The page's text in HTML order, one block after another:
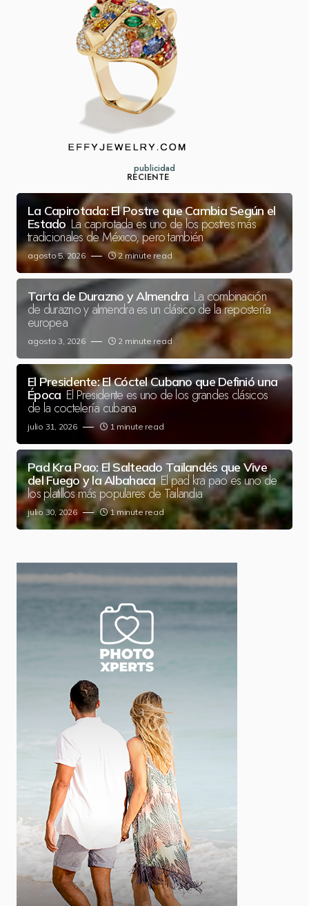
publicidad
RECIENTE
La Capirotada: El Postre que Cambia Según el
Estado La capirotada es uno de los postres más
tradicionales de México, pero también
agosto 5, 2026 2 minute read
Tarta de Durazno y Almendra La combinación
de durazno y almendra es un clásico de la repostería
europea
agosto 3, 2026 2 minute read
El Presidente: El Cóctel Cubano que Definió una
Época El Presidente es uno de los grandes clásicos
de la coctelería cubana
julio 31, 2026 1 minute read
Pad Kra Pao: El Salteado Tailandés que Vive
del Fuego y la Albahaca El pad kra pao es uno de
los platillos más populares de Tailandia
julio 30, 2026 1 minute read